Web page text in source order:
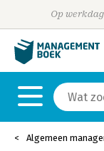
Op
Algemeen